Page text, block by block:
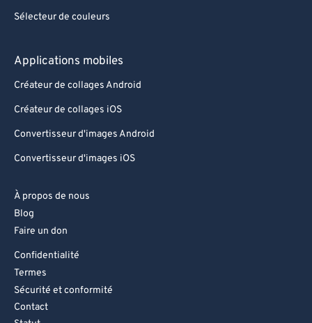
Sélecteur de couleurs
Applications mobiles
Créateur de collages Android
Créateur de collages iOS
Convertisseur d'images Android
Convertisseur d'images iOS
À propos de nous
Blog
Faire un don
Confidentialité
Termes
Sécurité et conformité
Contact